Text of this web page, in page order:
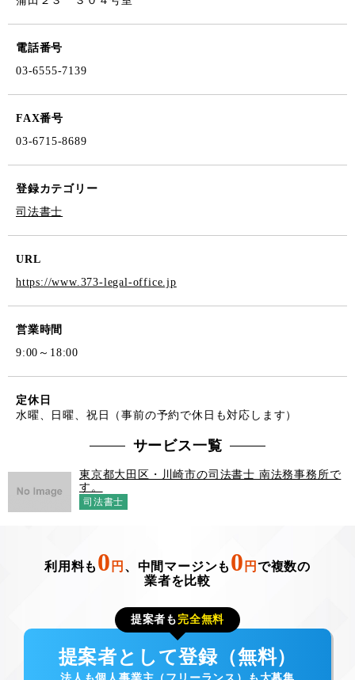
電話番号
03-6555-7139
FAX番号
03-6715-8689
登録カテゴリー
司法書士
URL
https://www.373-legal-office.jp
営業時間
9:00～18:00
定休日
水曜、日曜、祝日（事前の予約で休日も対応します）
サービス一覧
東京都大田区・川崎市の司法書士 南法務事務所で
す。
司法書士
利用料も 0 円 、中間マージンも 0 円 で複数の
業者を比較
提案者も 完全無料
提案者として登録（無料）